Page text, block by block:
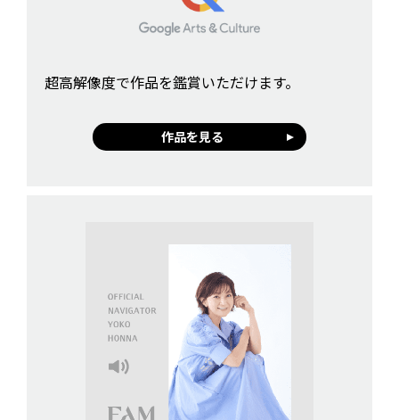
超高解像度で作品を鑑賞いただけます。
作品を見る